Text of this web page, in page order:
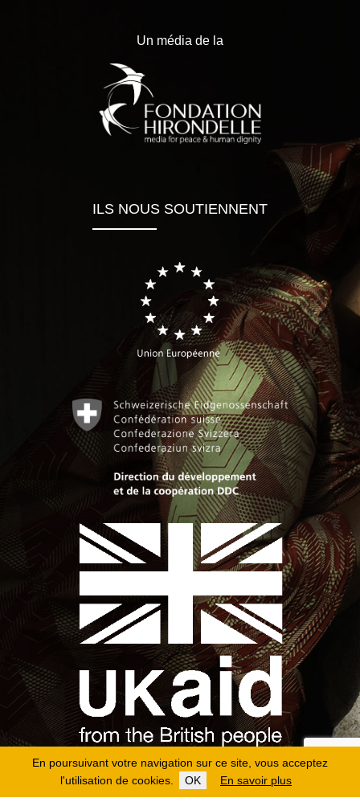
En poursuivant votre navigation sur ce site, vous acceptez
l'utilisation de cookies.
OK En savoir plus
Un média de la
ILS NOUS SOUTIENNENT